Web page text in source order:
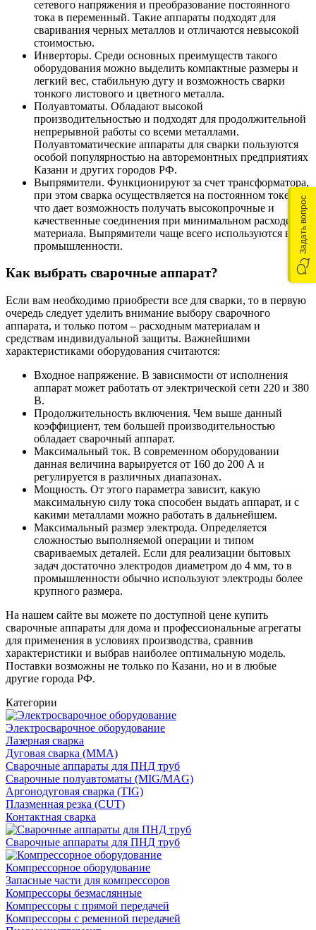
сетевого напряжения и преобразование постоянного
тока в переменный. Такие аппараты подходят для
сваривания черных металлов и отличаются невысокой
стоимостью.
Инверторы. Среди основных преимуществ такого
оборудования можно выделить компактные размеры и
легкий вес, стабильную дугу и возможность сварки
тонкого листового и цветного металла.
Полуавтоматы. Обладают высокой
производительностью и подходят для продолжительной
непрерывной работы со всеми металлами.
Полуавтоматические аппараты для сварки пользуются
особой популярностью на авторемонтных предприятиях
Казани и других городов РФ.
Выпрямители. Функционируют за счет трансформатора,
при этом сварка осуществляется на постоянном токе,
что дает возможность получать высокопрочные и
качественные соединения при минимальном расходе
материала. Выпрямители чаще всего используются в
промышленности.
Как выбрать сварочные аппарат?
Если вам необходимо приобрести все для сварки, то в первую
очередь следует уделить внимание выбору сварочного
аппарата, и только потом – расходным материалам и
средствам индивидуальной защиты. Важнейшими
характеристиками оборудования считаются:
Входное напряжение. В зависимости от исполнения
аппарат может работать от электрической сети 220 и 380
В.
Продолжительность включения. Чем выше данный
коэффициент, тем большей производительностью
обладает сварочный аппарат.
Максимальный ток. В современном оборудовании
данная величина варьируется от 160 до 200 А и
регулируется в различных диапазонах.
Мощность. От этого параметра зависит, какую
максимальную силу тока способен выдать аппарат, и с
какими металлами можно работать в дальнейшем.
Максимальный размер электрода. Определяется
сложностью выполняемой операции и типом
свариваемых деталей. Если для реализации бытовых
задач достаточно электродов диаметром до 4 мм, то в
промышленности обычно используют электроды более
крупного размера.
На нашем сайте вы можете по доступной цене купить
сварочные аппараты для дома и профессиональные агрегаты
для применения в условиях производства, сравнив
характеристики и выбрав наиболее оптимальную модель.
Поставки возможны не только по Казани, но и в любые
другие города РФ.
Категории
Электросварочное оборудование
Лазерная сварка
Дуговая сварка (MMA)
Сварочные аппараты для ПНД труб
Сварочные полуавтоматы (MIG/MAG)
Аргонодуговая сварка (TIG)
Плазменная резка (CUT)
Контактная сварка
Сварочные аппараты для ПНД труб
Компрессорное оборудование
Запасные части для компрессоров
Компрессоры безмаслянные
Компрессоры с прямой передачей
Компрессоры с ременной передачей
Задать вопрос